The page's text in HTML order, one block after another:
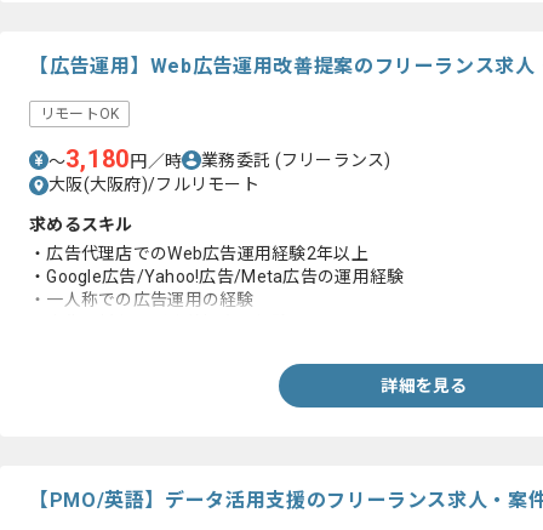
【広告運用】Web広告運用改善提案のフリーランス求人
リモートOK
〜3,180円／時 業務委託 (フリーランス)
大阪(大阪府)/フルリモート
求めるスキル
・広告代理店でのWeb広告運用経験2年以上
・Google広告/Yahoo!広告/Meta広告の運用経験
・一人称での広告運用の経験
詳細を見る
【PMO/英語】データ活用支援のフリーランス求人・案